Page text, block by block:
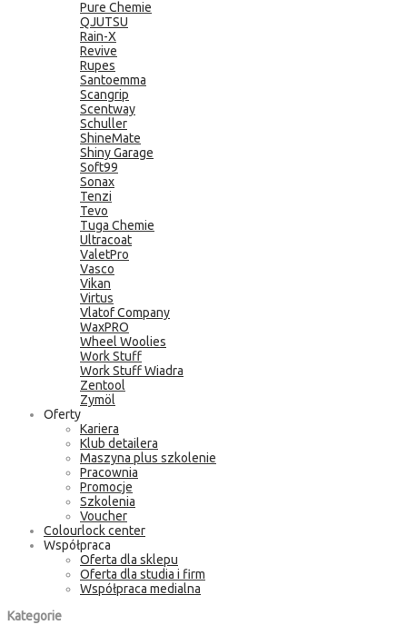
Pure Chemie
QJUTSU
Rain-X
Revive
Rupes
Santoemma
Scangrip
Scentway
Schuller
ShineMate
Shiny Garage
Soft99
Sonax
Tenzi
Tevo
Tuga Chemie
Ultracoat
ValetPro
Vasco
Vikan
Virtus
Vlatof Company
WaxPRO
Wheel Woolies
Work Stuff
Work Stuff Wiadra
Zentool
Zymöl
Oferty
Kariera
Klub detailera
Maszyna plus szkolenie
Pracownia
Promocje
Szkolenia
Voucher
Colourlock center
Współpraca
Oferta dla sklepu
Oferta dla studia i firm
Współpraca medialna
Kategorie